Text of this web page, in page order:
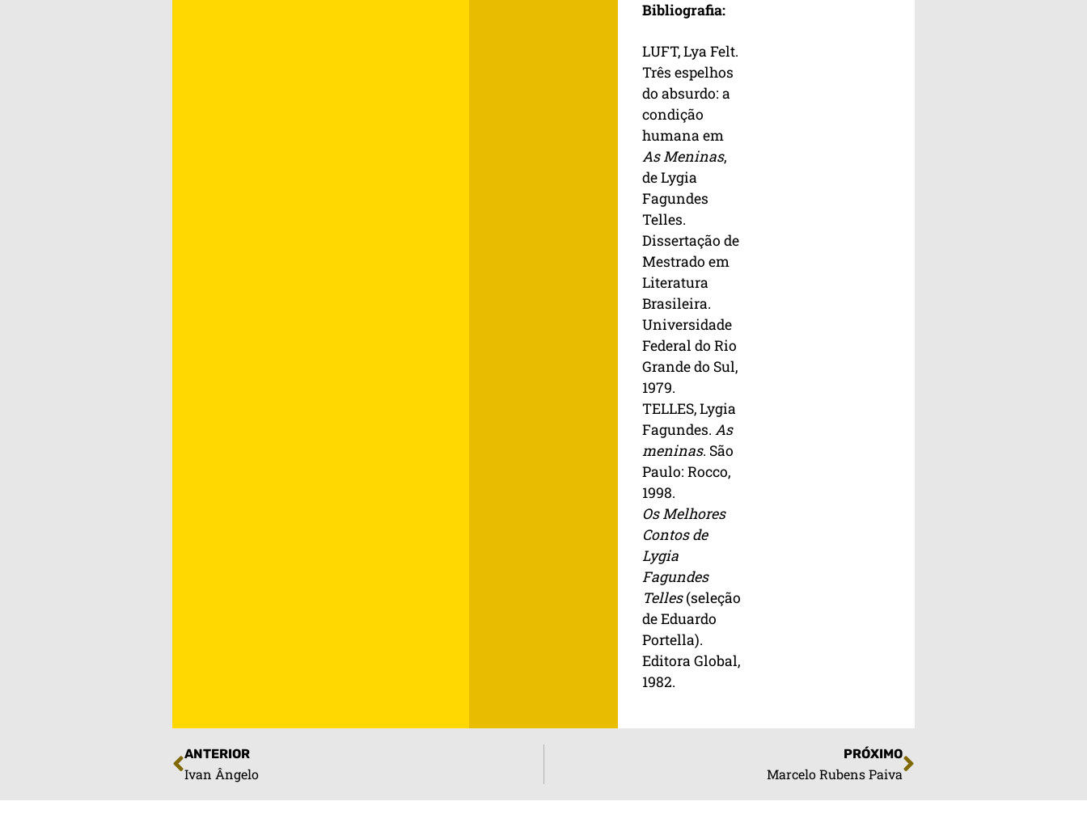
Bibliografia:
LUFT, Lya Felt.
Três espelhos
do absurdo: a
condição
humana em
As Meninas,
de Lygia
Fagundes
Telles.
Dissertação de
Mestrado em
Literatura
Brasileira.
Universidade
Federal do Rio
Grande do Sul,
1979.
TELLES, Lygia
Fagundes. As
meninas. São
Paulo: Rocco,
1998.
Os Melhores
Contos de
Lygia
Fagundes
Telles(seleção
de Eduardo
Portella).
Editora Global,
1982.
ANTERIOR
Ivan Ângelo
PRÓXIMO
Marcelo Rubens Paiva